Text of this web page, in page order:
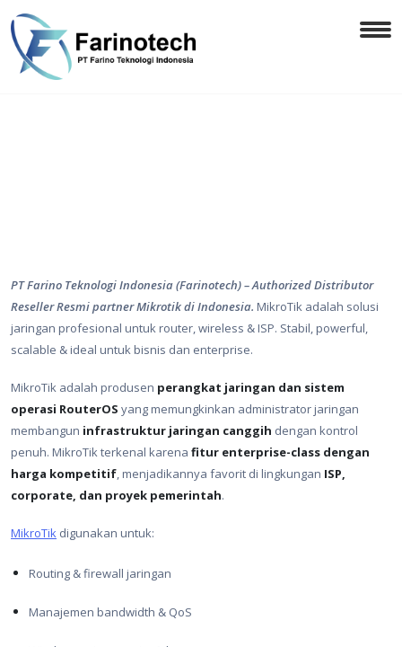
PT Farino Teknologi Indonesia (Farinotech) – Authorized Distributor
Reseller Resmi partner Mikrotik di Indonesia. MikroTik adalah solusi
jaringan profesional untuk router, wireless & ISP. Stabil, powerful,
scalable & ideal untuk bisnis dan enterprise.
MikroTik adalah produsen perangkat jaringan dan sistem
operasi RouterOS yang memungkinkan administrator jaringan
membangun infrastruktur jaringan canggih dengan kontrol
penuh. MikroTik terkenal karena fitur enterprise-class dengan
harga kompetitif, menjadikannya favorit di lingkungan ISP,
corporate, dan proyek pemerintah.
MikroTik digunakan untuk:
Routing & firewall jaringan
Manajemen bandwidth & QoS